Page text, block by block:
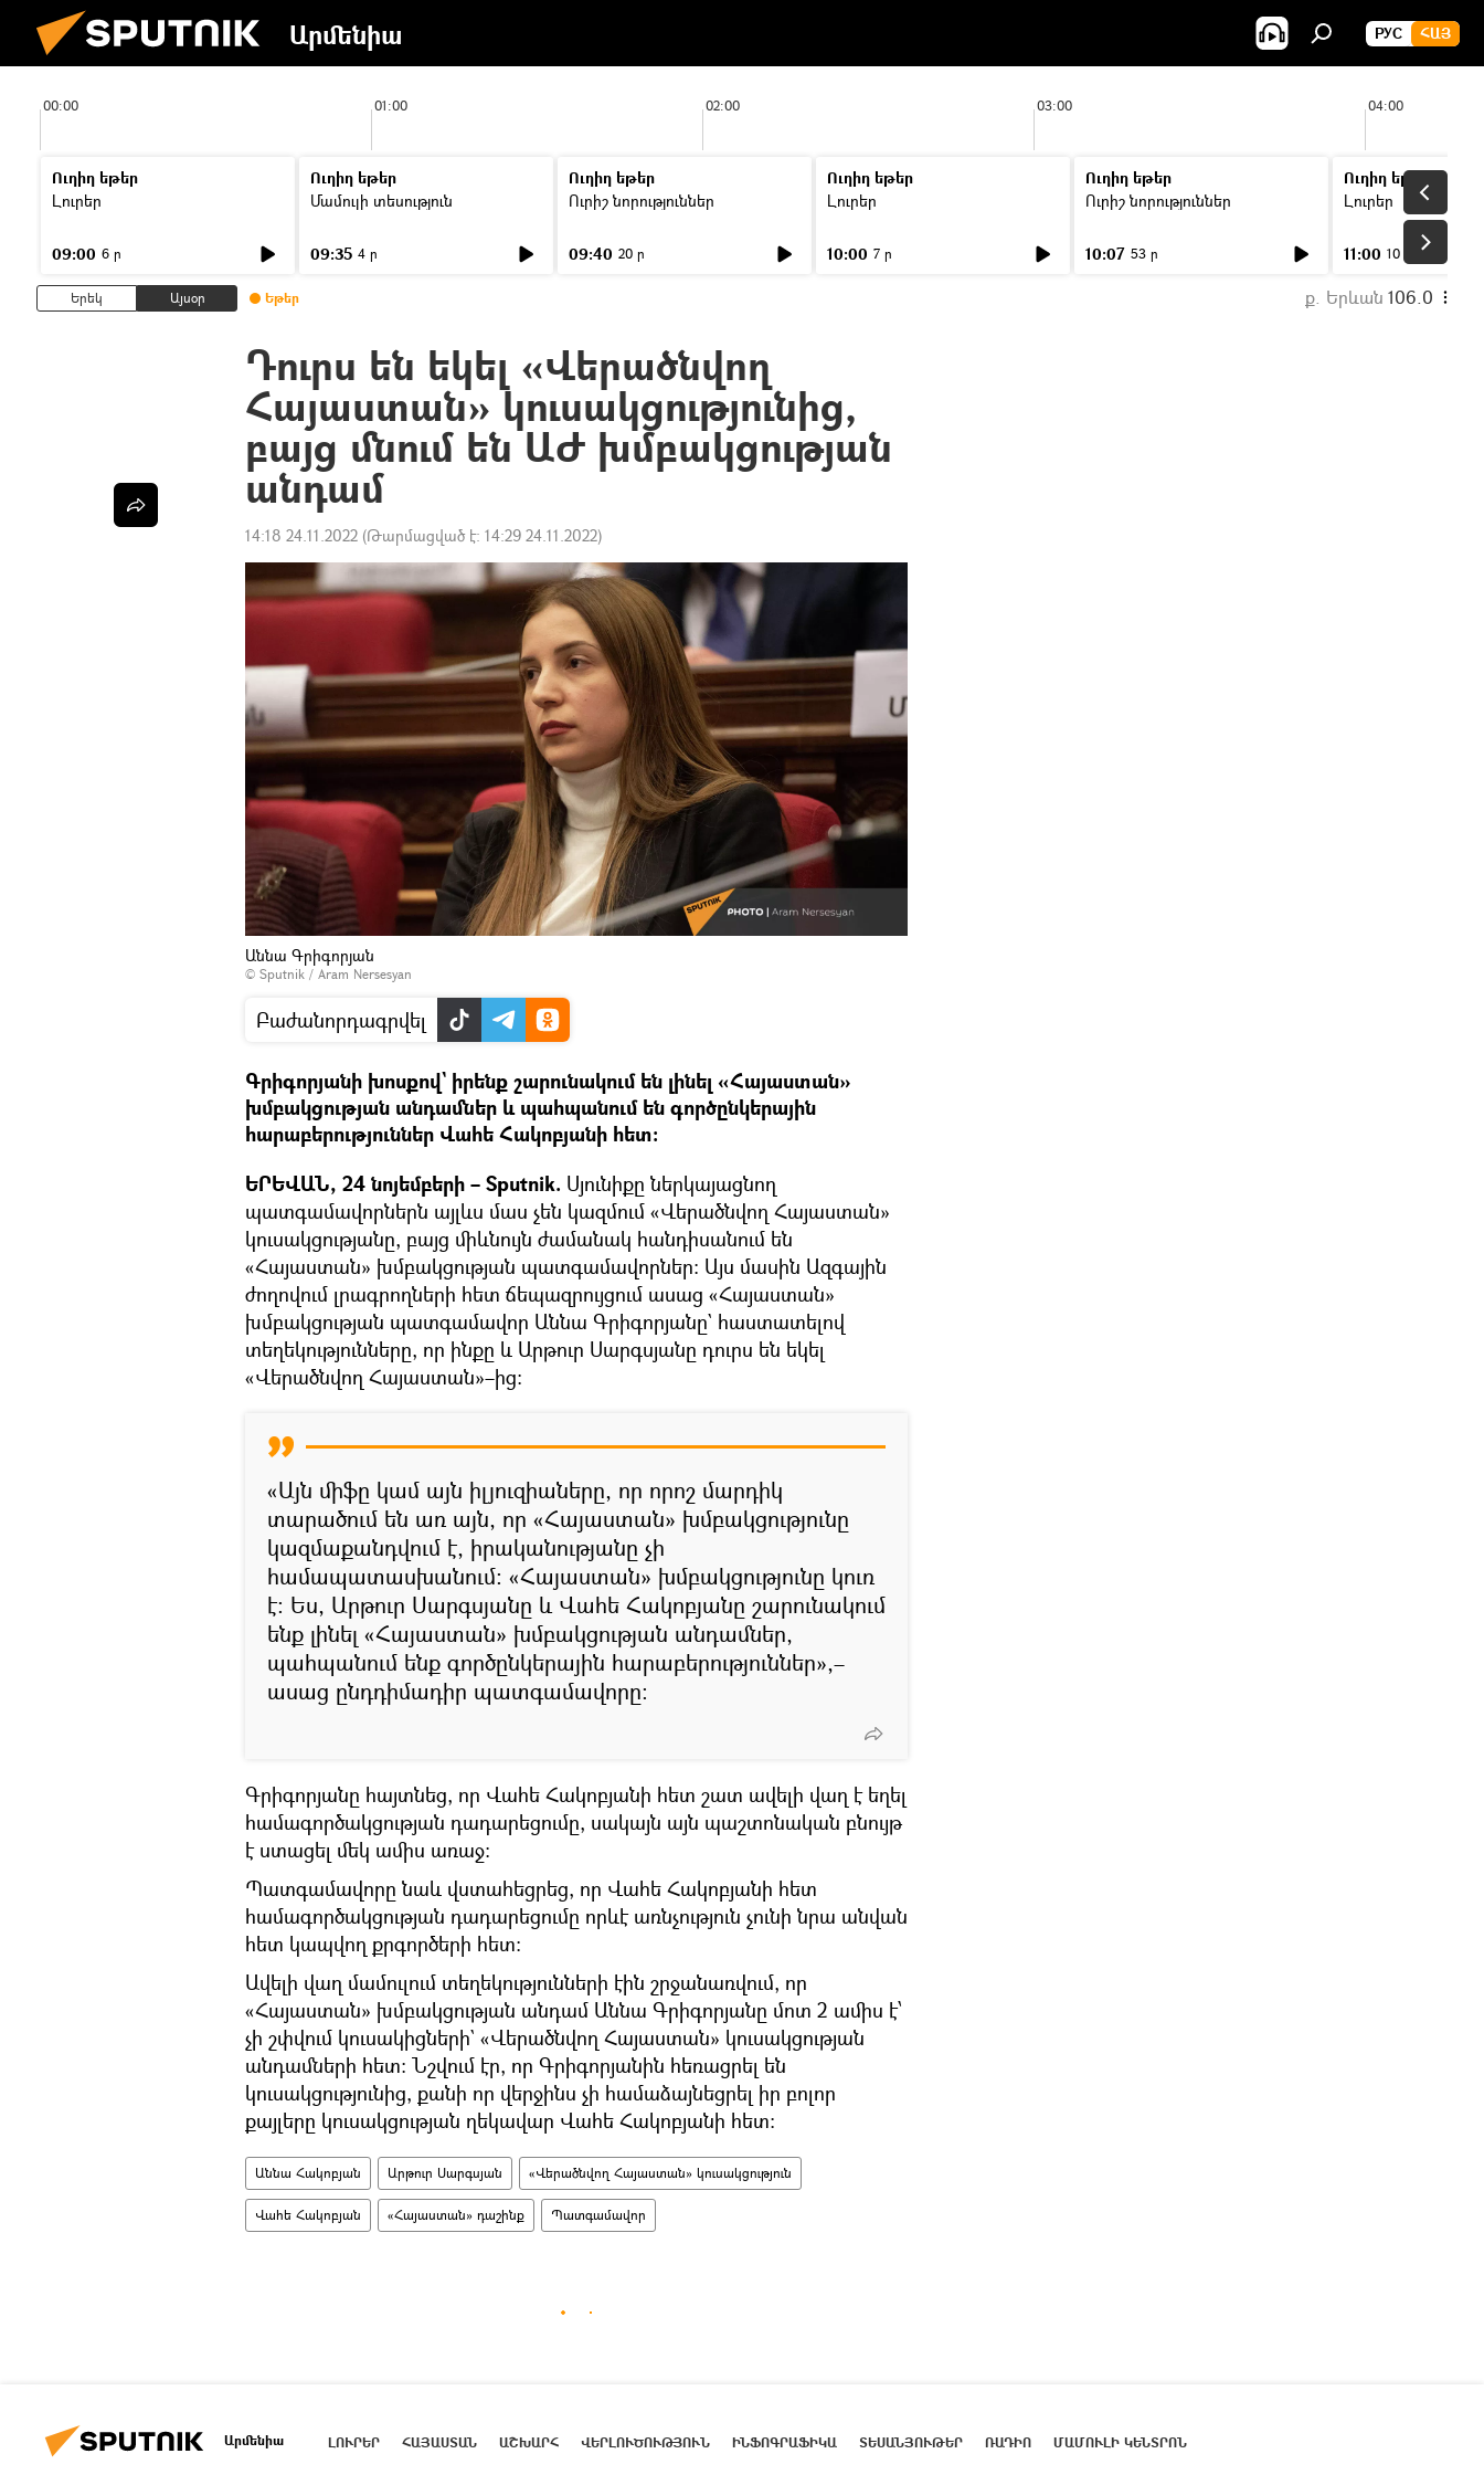
Արմենիա РУС ՀԱՅ
00:00 01:00 02:00 03:00 04:00
Ուղիղ եթեր
Լուրեր
09:00 6 ր
Ուղիղ եթեր
Մամուլի տեսություն
09:35 4 ր
Ուղիղ եթեր
Ուրիշ նորություններ
09:40 20 ր
Ուղիղ եթեր
Լուրեր
10:00 7 ր
Ուղիղ եթեր
Ուրիշ նորություններ
10:07 53 ր
Ուղիղ եթեր
Լուրեր
11:00 10 ր
Երեկ Այսօր Եթեր ք. Երևան 106.0
Դուրս են եկել «Վերածնվող
Հայաստան» կուսակցությունից,
բայց մնում են ԱԺ խմբակցության
անդամ
14:18 24.11.2022 (Թարմացված է: 14:29 24.11.2022)
Աննա Գրիգորյան
© Sputnik / Aram Nersesyan
Բաժանորդագրվել
Գրիգորյանի խոսքով` իրենք շարունակում են լինել «Հայաստան»
խմբակցության անդամներ և պահպանում են գործընկերային
հարաբերություններ Վահե Հակոբյանի հետ։
ԵՐԵՎԱՆ, 24 նոյեմբերի – Sputnik. Սյունիքը ներկայացնող
պատգամավորներն այլևս մաս չեն կազմում «Վերածնվող Հայաստան»
կուսակցությանը, բայց միևնույն ժամանակ հանդիսանում են
«Հայաստան» խմբակցության պատգամավորներ։ Այս մասին Ազգային
ժողովում լրագրողների հետ ճեպազրույցում ասաց «Հայաստան»
խմբակցության պատգամավոր Աննա Գրիգորյանը` հաստատելով
տեղեկությունները, որ ինքը և Արթուր Սարգսյանը դուրս են եկել
«Վերածնվող Հայաստան»–ից։
«Այն միֆը կամ այն իլյուզիաները, որ որոշ մարդիկ
տարածում են առ այն, որ «Հայաստան» խմբակցությունը
կազմաքանդվում է, իրականությանը չի
համապատասխանում։ «Հայաստան» խմբակցությունը կուռ
է։ Ես, Արթուր Սարգսյանը և Վահե Հակոբյանը շարունակում
ենք լինել «Հայաստան» խմբակցության անդամներ,
պահպանում ենք գործընկերային հարաբերություններ»,–
ասաց ընդդիմադիր պատգամավորը։
Գրիգորյանը հայտնեց, որ Վահե Հակոբյանի հետ շատ ավելի վաղ է եղել
համագործակցության դադարեցումը, սակայն այն պաշտոնական բնույթ
է ստացել մեկ ամիս առաջ։
Պատգամավորը նաև վստահեցրեց, որ Վահե Հակոբյանի հետ
համագործակցության դադարեցումը որևէ առնչություն չունի նրա անվան
հետ կապվող քրգործերի հետ։
Ավելի վաղ մամուլում տեղեկությունների էին շրջանառվում, որ
«Հայաստան» խմբակցության անդամ Աննա Գրիգորյանը մոտ 2 ամիս է՝
չի շփվում կուսակիցների` «Վերածնվող Հայաստան» կուսակցության
անդամների հետ։ Նշվում էր, որ Գրիգորյանին հեռացրել են
կուսակցությունից, քանի որ վերջինս չի համաձայնեցրել իր բոլոր
քայլերը կուսակցության ղեկավար Վահե Հակոբյանի հետ։
Աննա Հակոբյան Արթուր Սարգսյան «Վերածնվող Հայաստան» կուսակցություն
Վահե Հակոբյան «Հայաստան» դաշինք Պատգամավոր
Արմենիա ԼՈՒՐԵՐ ՀԱՅԱՍՏԱՆ ԱՇԽԱՐՀ ՎԵՐԼՈՒԾՈՒԹՅՈՒՆ ԻՆՖՈԳՐԱՖԻԿԱ ՏԵՍԱՆՅՈՒԹԵՐ ՌԱԴԻՈ ՄԱՄՈՒԼԻ ԿԵՆՏՐՈՆ